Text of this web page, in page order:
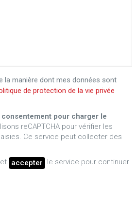
la manière dont mes données sont
de protection de la vie privée
pour charger le
reCAPTCHA pour vérifier les
Ce service peut collecter des
et accepter le service pour continuer.